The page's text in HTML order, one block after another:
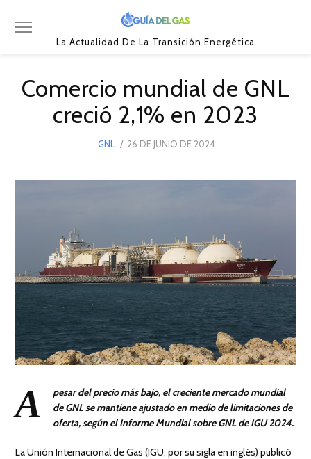
La Actualidad De La Transición Energética
Comercio mundial de GNL
creció 2,1% en 2023
GNL
POSTED
26 DE JUNIO DE 2024
A
pesar del precio más bajo, el creciente mercado mundial
de GNL se mantiene ajustado en medio de limitaciones de
oferta, según el Informe Mundial sobre GNL de IGU 2024.
La Unión Internacional de Gas (IGU, por su sigla en inglés) publicó